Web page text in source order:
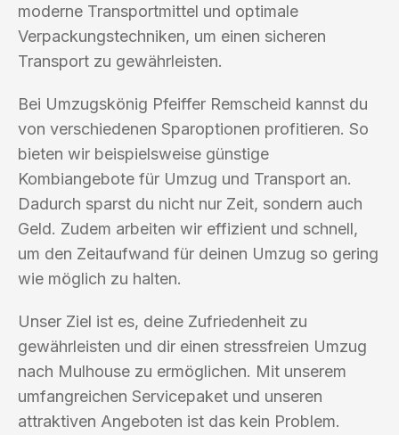
moderne Transportmittel und optimale
Verpackungstechniken, um einen sicheren
Transport zu gewährleisten.
Bei Umzugskönig Pfeiffer Remscheid kannst du
von verschiedenen Sparoptionen profitieren. So
bieten wir beispielsweise günstige
Kombiangebote für Umzug und Transport an.
Dadurch sparst du nicht nur Zeit, sondern auch
Geld. Zudem arbeiten wir effizient und schnell,
um den Zeitaufwand für deinen Umzug so gering
wie möglich zu halten.
Unser Ziel ist es, deine Zufriedenheit zu
gewährleisten und dir einen stressfreien Umzug
nach Mulhouse zu ermöglichen. Mit unserem
umfangreichen Servicepaket und unseren
attraktiven Angeboten ist das kein Problem.